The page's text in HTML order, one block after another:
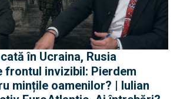
frontul invizibil: Pierdem
mințile oamenilor? | Iulian